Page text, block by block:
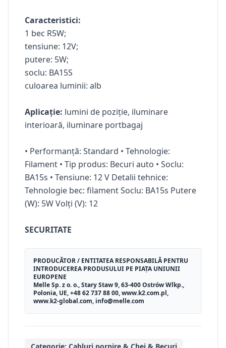
Caracteristici:
1 bec R5W;
tensiune: 12V;
putere: 5W;
soclu: BA15S
culoarea luminii: alb
Aplicație: lumini de poziție, iluminare
interioară, iluminare portbagaj
• Performanță: Standard • Tehnologie:
Filament • Tip produs: Becuri auto • Soclu:
BA15s • Tensiune: 12 V Detalii tehnice:
Tehnologie bec: filament Soclu: BA15s Putere
(W): 5W Volți (V): 12
SECURITATE
PRODUCĂTOR / ENTITATEA RESPONSABILĂ PENTRU
INTRODUCEREA PRODUSULUI PE PIAȚA UNIUNII
EUROPENE
Melle Sp. z o. o., Stary Staw 9, 63-400 Ostrów Wlkp.,
Polonia, UE, +48 62 737 88 00, www.k2.com.pl,
www.k2-global.com, info@melle.com